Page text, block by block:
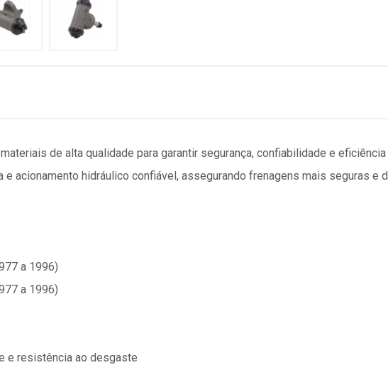
de alta qualidade para garantir segurança, confiabilidade e
e acionamento hidráulico confiável, assegurando frenagens mais seguras e
a 1996)
a 1996)
e resistência ao desgaste